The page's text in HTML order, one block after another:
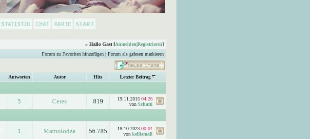
» Hallo Gast [Anmelden|Registrieren]
Forum zu Favoriten hinzufügen | Forum als gelesen markieren
Antworten Autor Hits Letzter Beitrag
5 Ceres 819 19.11.2015 04:26
von Schatti
1 Marnolodza 56.785 18.10.2023 00:04
von kellismall